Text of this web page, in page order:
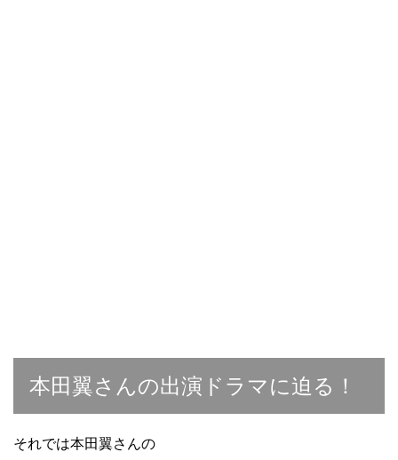
本田翼さんの出演ドラマに迫る！
それでは本田翼さんの